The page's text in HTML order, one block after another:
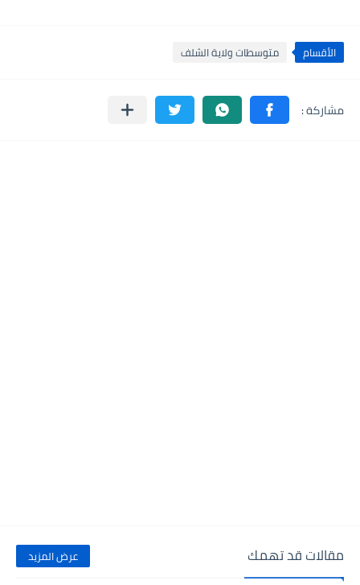
الأقسام متوسطات ولاية الشلف
مقالات قد تهمك عرض المزيد